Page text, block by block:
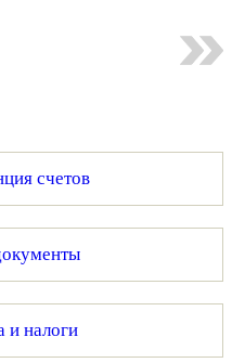
счетов
и налоги